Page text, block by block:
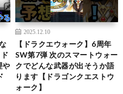
や
2025.12.10
【ドラクエウォーク】6周年
SW第7弾 次のスマートウォー
クでどんな武器が出そうか語
ります【ドラゴンクエストウ
ォーク】